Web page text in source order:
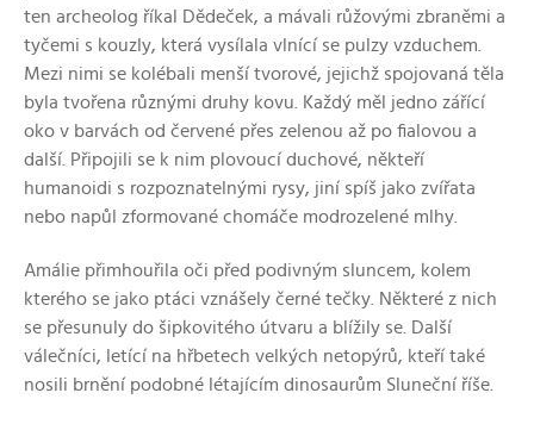
ten archeolog říkal Dědeček, a mávali růžovými zbraněmi a
tyčemi s kouzly, která vysílala vlnící se pulzy vzduchem.
Mezi nimi se kolébali menší tvorové, jejichž spojovaná těla
byla tvořena různými druhy kovu. Každý měl jedno zářící
oko v barvách od červené přes zelenou až po fialovou a
další. Připojili se k nim plovoucí duchové, někteří
humanoidi s rozpoznatelnými rysy, jiní spíš jako zvířata
nebo napůl zformované chomáče modrozelené mlhy.
Amálie přimhouřila oči před podivným sluncem, kolem
kterého se jako ptáci vznášely černé tečky. Některé z nich
se přesunuly do šipkovitého útvaru a blížily se. Další
válečníci, letící na hřbetech velkých netopýrů, kteří také
nosili brnění podobné létajícím dinosaurům Sluneční říše.